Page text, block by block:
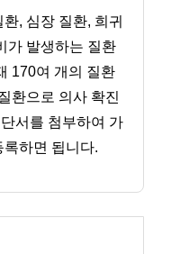
, 심장 질환, 희귀
가 발생하는 질환
170여 개의 질환
환으로 의사 확진
서를 첨부하여 가
하면 됩니다.